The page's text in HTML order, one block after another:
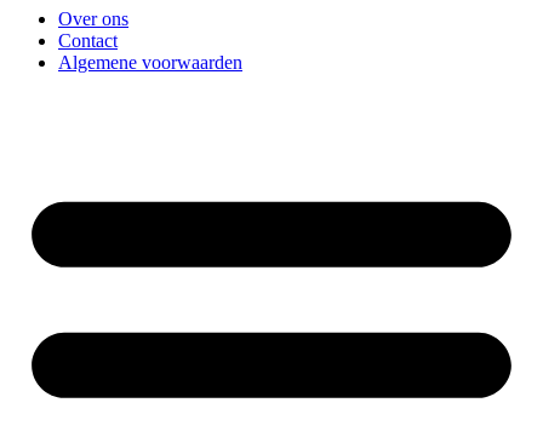
Over ons
Contact
Algemene voorwaarden